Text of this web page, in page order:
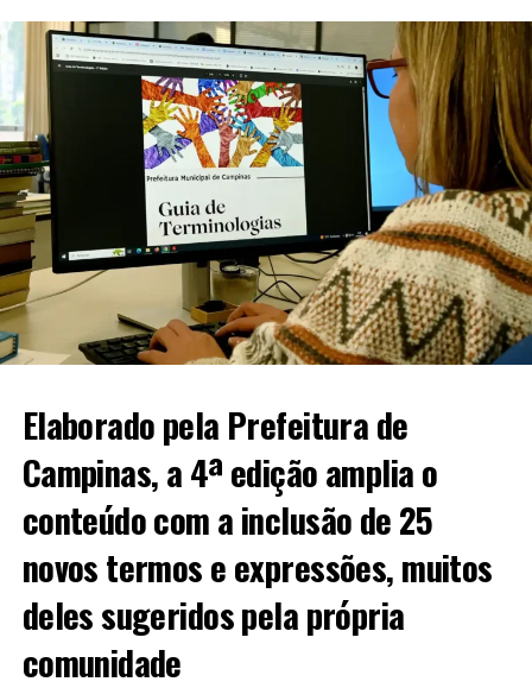
Elaborado pela Prefeitura de
Campinas, a 4ª edição amplia o
conteúdo com a inclusão de 25
novos termos e expressões, muitos
deles sugeridos pela própria
comunidade